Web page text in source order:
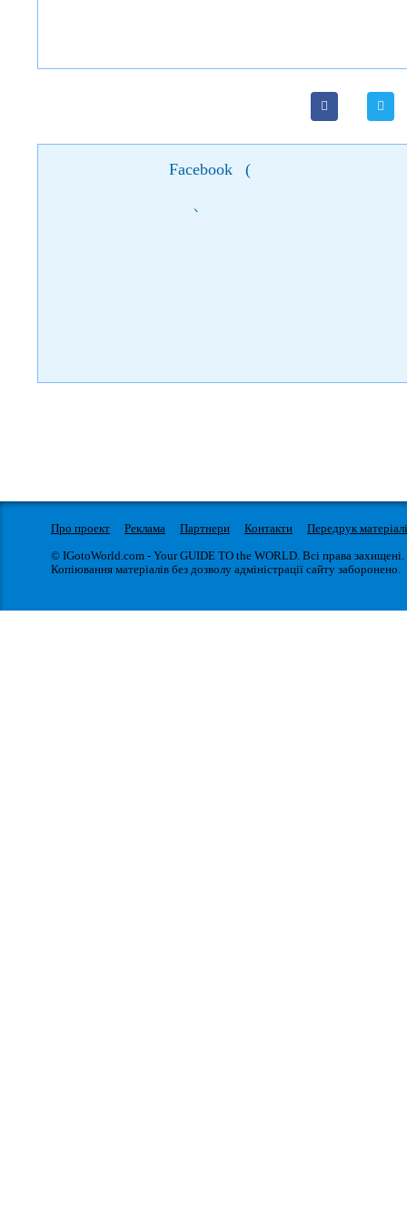
Facebook (
)
Про проект Реклама Партнери Контакти
Передрук
© IGotoWorld.com - Your GUIDE TO the WORLD. Всі права захищені.
Копіювання матеріалів без дозволу адміністрації сайту заборонено.